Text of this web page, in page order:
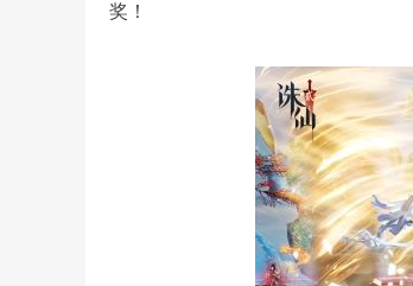
奖！